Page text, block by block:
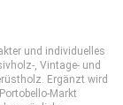
und individuelles
, Vintage- und
Ergänzt wird
Markt